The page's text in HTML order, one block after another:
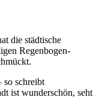
die städtische
Regenbogen-
so schreibt
ist wunderschön, seht